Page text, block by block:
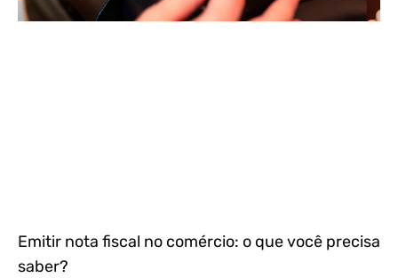
Emitir nota fiscal no comércio: o que você precisa
saber?